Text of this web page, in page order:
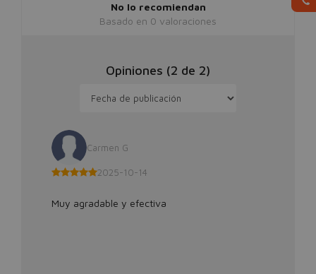
No lo recomiendan
Basado en 0 valoraciones
Opiniones (2 de 2)
Carmen G
2025-10-14
Muy agradable y efectiva